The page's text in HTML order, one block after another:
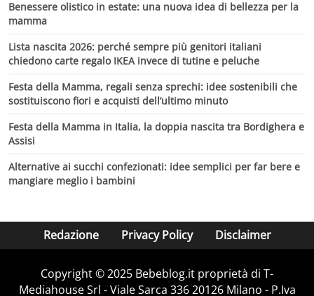
Benessere olistico in estate: una nuova idea di bellezza per la
mamma
Lista nascita 2026: perché sempre più genitori italiani
chiedono carte regalo IKEA invece di tutine e peluche
Festa della Mamma, regali senza sprechi: idee sostenibili che
sostituiscono fiori e acquisti dell’ultimo minuto
Festa della Mamma in Italia, la doppia nascita tra Bordighera e
Assisi
Alternative ai succhi confezionati: idee semplici per far bere e
mangiare meglio i bambini
Redazione Privacy Policy Disclaimer
Copyright © 2025 Bebeblog.it proprietà di T-
Mediahouse Srl - Viale Sarca 336 20126 Milano - P.Iva